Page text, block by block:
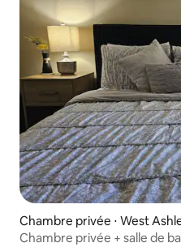
Chambre privée ⋅ West
Chambre privée + salle de